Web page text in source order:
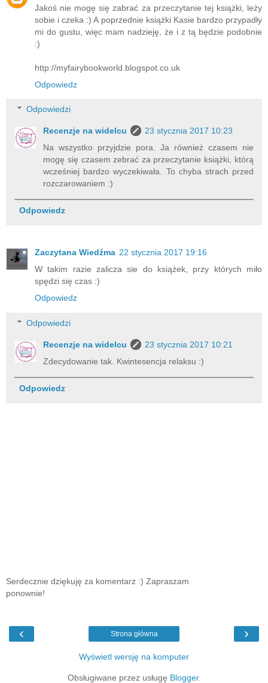
Jakoś nie mogę się zabrać za przeczytanie tej książki, leży
sobie i czeka :) A poprzednie książki Kasie bardzo przypadły
mi do gustu, więc mam nadzieję, że i z tą będzie podobnie
:)
http://myfairybookworld.blogspot.co.uk
Odpowiedz
Odpowiedzi
Recenzje na widelcu
23 stycznia 2017 10:23
Na wszystko przyjdzie pora. Ja również czasem nie
mogę się czasem zebrać za przeczytanie książki, którą
wcześniej bardzo wyczekiwała. To chyba strach przed
rozczarowaniem :)
Odpowiedz
Zaczytana Wiedźma 22 stycznia 2017 19:16
W takim razie zalicza sie do książek, przy których miło
spędzi się czas :)
Odpowiedz
Odpowiedzi
Recenzje na widelcu
23 stycznia 2017 10:21
Zdecydowanie tak. Kwintesencja relaksu :)
Odpowiedz
Serdecznie dziękuję za komentarz :) Zapraszam
ponownie!
‹ ›
Strona główna
Wyświetl wersję na komputer
Obsługiwane przez usługę Blogger.